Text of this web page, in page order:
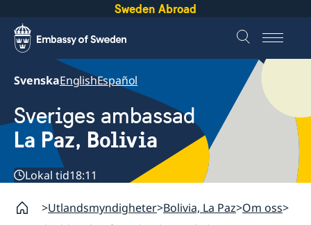
Sweden Abroad
SvenskaEnglishEspañol
Sveriges ambassad
La Paz, Bolivia
Lokal tid18:11
Utlandsmyndigheter Bolivia, La Paz Om oss